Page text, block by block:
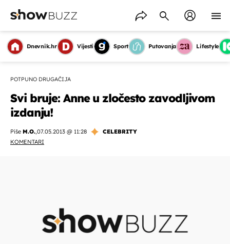
Dnevnik.hr Vijesti Sport Putovanja Lifestyle
POTPUNO DRUGAČIJA
Svi bruje: Anne u zločesto zavodljivom
izdanju!
Piše M.O.,07.05.2013 @ 11:28
CELEBRITY
KOMENTARI